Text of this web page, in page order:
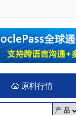
原料行情